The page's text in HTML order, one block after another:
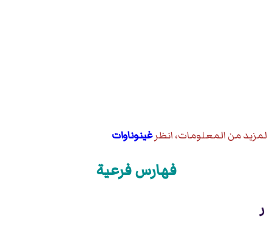
لمزيد من المعلومات، انظرغينوناوات
فهارس فرعية
ر